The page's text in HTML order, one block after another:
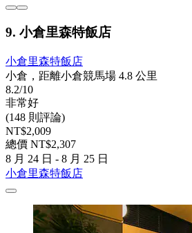
9. 小倉里森特飯店
小倉里森特飯店
小倉，距離小倉競馬場 4.8 公里
8.2/10
非常好
(148 則評論)
NT$2,009
總價 NT$2,307
8 月 24 日 - 8 月 25 日
小倉里森特飯店